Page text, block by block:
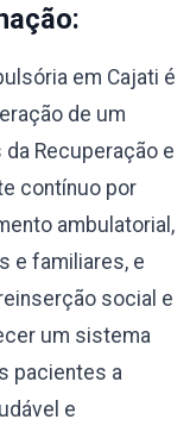
em Cajati é
de um
Recuperação e
contínuo por
ambulatorial,
e familiares, e
social e
um sistema
pacientes a
e